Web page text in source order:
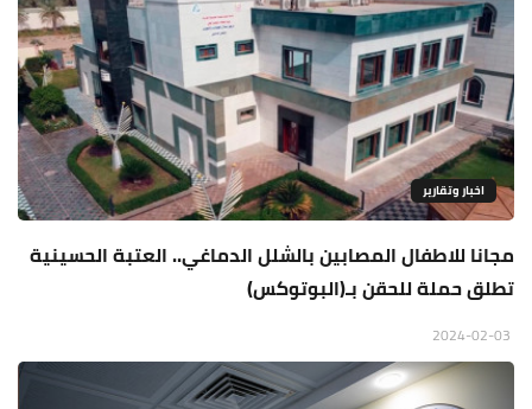
اخبار وتقارير
مجانا للاطفال المصابين بالشلل الدماغي.. العتبة الحسينية
تطلق حملة للحقن بـ(البوتوكس)